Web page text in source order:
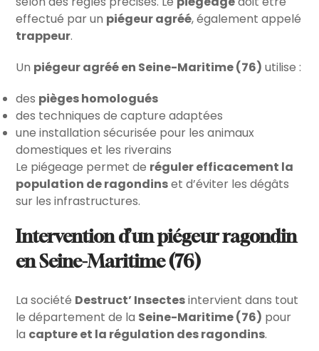
effectué par un piégeur agréé, également appelé
trappeur.
Un piégeur agréé en Seine-Maritime (76) utilise :
des pièges homologués
des techniques de capture adaptées
une installation sécurisée pour les animaux
domestiques et les riverains
Le piégeage permet de réguler efficacement la
population de ragondinset d’éviter les dégâts
sur les infrastructures.
Intervention d’un piégeur ragondin
en Seine-Maritime (76)
La société Destruct’ Insectesintervient dans tout
le département de la Seine-Maritime (76) pour
la capture et la régulation des ragondins.